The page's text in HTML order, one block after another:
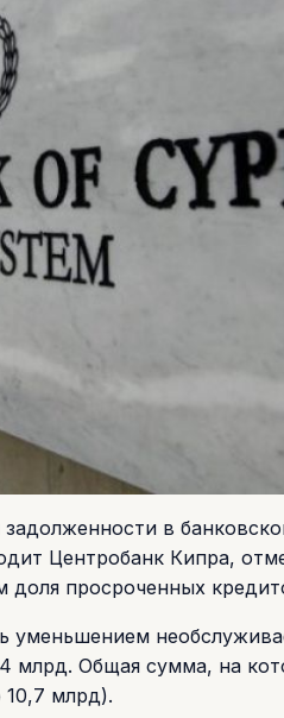
в
Центробанк Кипра,
просроченных
уменьшением
Общая сумма, на
млрд).